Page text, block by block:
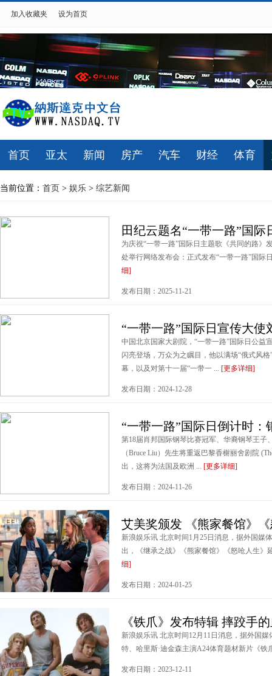
加入收藏夹 设为首页
首页 亚太 新闻 房产 汽车 财经 体育
当前位置： 首页 > 娱乐 > 综艺新闻
田纪云题名“一带一路”国
为庆祝“一带一路”国际日主题歌《共同的路》
处举行网络发布会：正式发布“一带一路”国际
细]
发布日期：2025-11-21
“一带一路”国际日宣传大
中国北京国家大剧院，“一带一路”国际日公益
闪亮登场，万众为之瞩目，他以满场“俄式风
幕，以及对第十一届“一带一 ... [更多详细]
发布日期：2024-12-28
“一带一路”国际日倒计时
第18届肖邦国际钢琴比赛冠军、华裔钢琴王子
（Bruce Liu）先生将重返巴黎香榭丽舍剧院
出，这将为法国及欧洲 ... [更多详细]
发布日期：2024-11-26
艾美奖颁发 《熊家餐馆》
新浪娱乐讯 北京时间1月25日消息，据外国媒
出，《继承之战》《熊家餐馆》《怒呛人生》
细]
发布日期：2024-01-25
《铁爪》发布特辑 摔跤手
新浪娱乐讯 北京时间12月11日消息，据外国媒
特、哈里斯·迪金森主演A24体育题材新片《铁
发布日期：2023-12-11